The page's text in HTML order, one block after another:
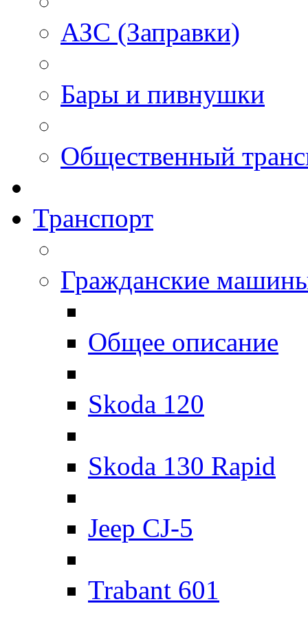
АЗС (Заправки)
Бары и пивнушки
Общественный
Транспорт
Гражданские
Общее описание
Skoda 120
Skoda 130 Rapid
Jeep CJ-5
Trabant 601